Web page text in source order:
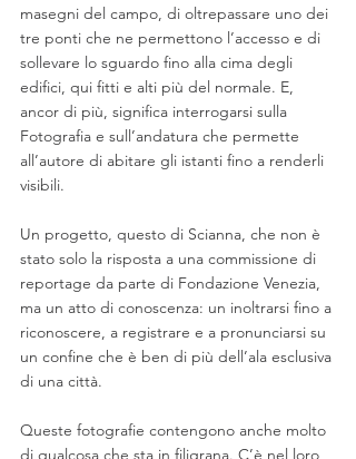
masegni del campo, di oltrepassare uno dei
tre ponti che ne permettono l’accesso e di
sollevare lo sguardo fino alla cima degli
edifici, qui fitti e alti più del normale. E,
ancor di più, significa interrogarsi sulla
Fotografia e sull’andatura che permette
all’autore di abitare gli istanti fino a renderli
visibili.
Un progetto, questo di Scianna, che non è
stato solo la risposta a una commissione di
reportage da parte di Fondazione Venezia,
ma un atto di conoscenza: un inoltrarsi fino a
riconoscere, a registrare e a pronunciarsi su
un confine che è ben di più dell’ala esclusiva
di una città.
Queste fotografie contengono anche molto
di qualcosa che sta in filigrana. C’è nel loro